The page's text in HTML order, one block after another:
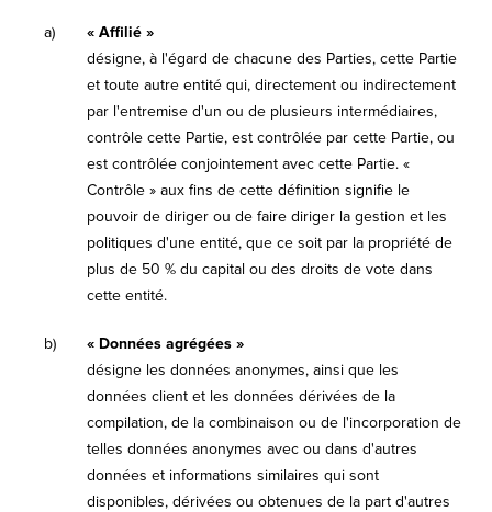
a)
« Affilié »
désigne, à l'égard de chacune des Parties, cette Partie
et toute autre entité qui, directement ou indirectement
par l'entremise d'un ou de plusieurs intermédiaires,
contrôle cette Partie, est contrôlée par cette Partie, ou
est contrôlée conjointement avec cette Partie. «
Contrôle » aux fins de cette définition signifie le
pouvoir de diriger ou de faire diriger la gestion et les
politiques d'une entité, que ce soit par la propriété de
plus de 50 % du capital ou des droits de vote dans
cette entité.
b)
« Données agrégées »
désigne les données anonymes, ainsi que les
données client et les données dérivées de la
compilation, de la combinaison ou de l'incorporation de
telles données anonymes avec ou dans d'autres
données et informations similaires qui sont
disponibles, dérivées ou obtenues de la part d'autres